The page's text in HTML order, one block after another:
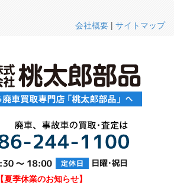
会社概要 | サイトマップ
【夏季休業のお知らせ】